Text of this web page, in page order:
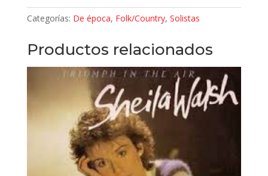
Antiga
cantidad
Categorías: De época, Folk/Country, Solistas
Productos relacionados